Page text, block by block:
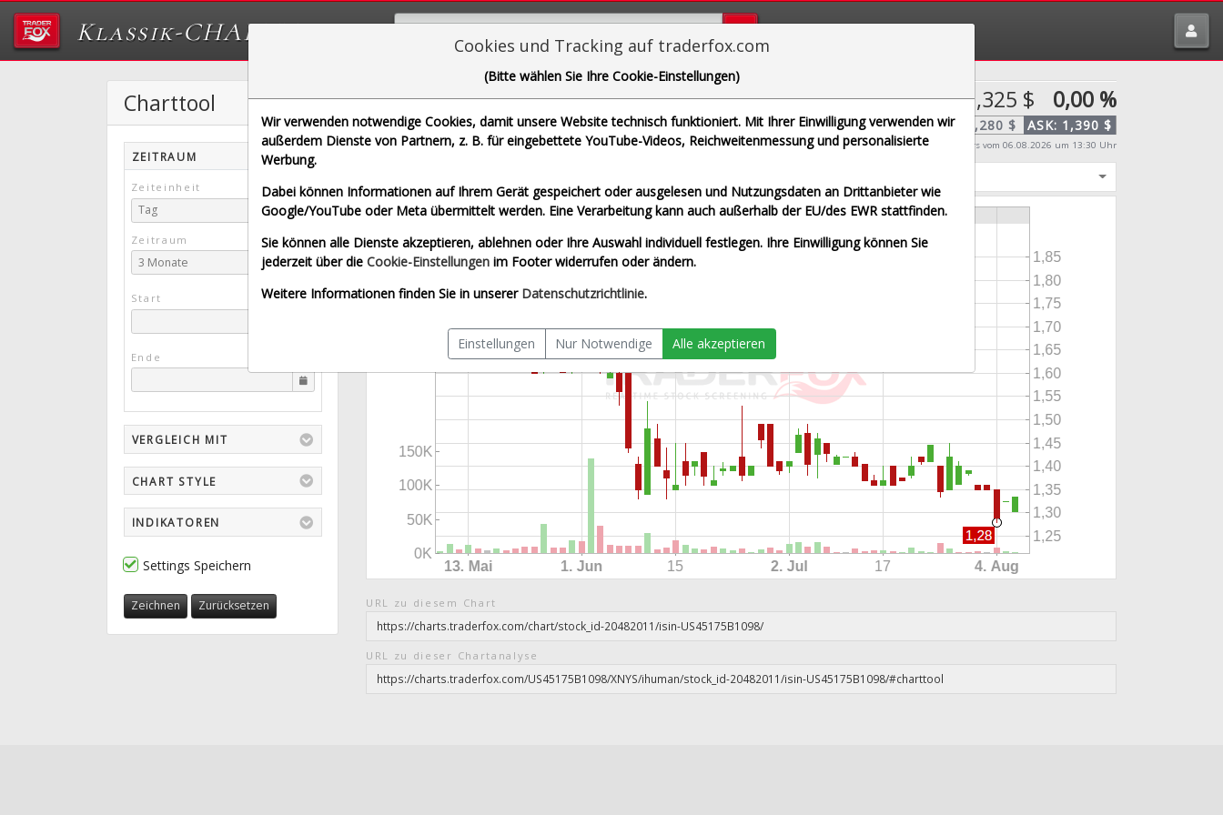
Klassik-CHARTTOOL
iHuman
[IH | WKN A2QE44 | ISIN US45175B1098]
1,325 $ 0,00 %
BID: 1,280 $ ASK: 1,390 $
Echtzeit-Aktienkurs vom 06.08.2026 um 13:30 Uhr
URL zu diesem Chart
URL zu dieser Chartanalyse
Charttool
ZEITRAUM
Zeiteinheit
Tag
Zeitraum
3 Monate
Start
Ende
VERGLEICH MIT
CHART STYLE
INDIKATOREN
Settings Speichern
Zeichnen Zurücksetzen
Cookies und Tracking auf traderfox.com
(Bitte wählen Sie Ihre Cookie-Einstellungen)
Wir verwenden notwendige Cookies, damit unsere Website technisch funktioniert. Mit Ihrer Einwilligung verwenden wir
außerdem Dienste von Partnern, z. B. für eingebettete YouTube-Videos, Reichweitenmessung und personalisierte
Werbung.
Dabei können Informationen auf Ihrem Gerät gespeichert oder ausgelesen und Nutzungsdaten an Drittanbieter wie
Google/YouTube oder Meta übermittelt werden. Eine Verarbeitung kann auch außerhalb der EU/des EWR stattfinden.
Sie können alle Dienste akzeptieren, ablehnen oder Ihre Auswahl individuell festlegen. Ihre Einwilligung können Sie
jederzeit über die Cookie-Einstellungen im Footer widerrufen oder ändern.
Weitere Informationen finden Sie in unserer Datenschutzrichtlinie.
Einstellungen Nur Notwendige Alle akzeptieren